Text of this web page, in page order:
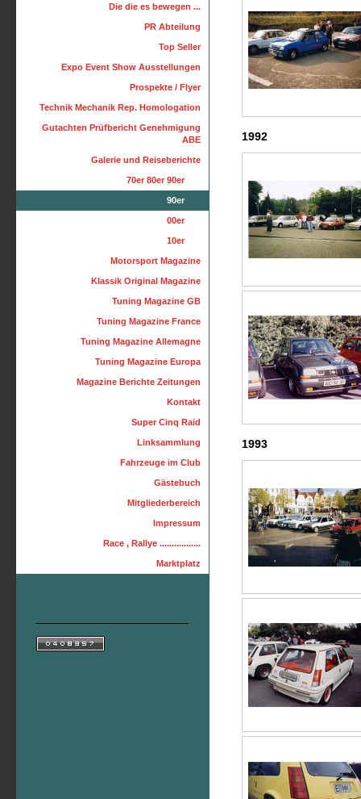
1992
1993
Die die es bewegen ...
PR Abteilung
Top Seller
Expo Event Show Ausstellungen
Prospekte / Flyer
Technik Mechanik Rep. Homologation
Gutachten Prüfbericht Genehmigung
ABE
Galerie und Reiseberichte
70er 80er 90er
90er
00er
10er
Motorsport Magazine
Klassik Original Magazine
Tuning Magazine GB
Tuning Magazine France
Tuning Magazine Allemagne
Tuning Magazine Europa
Magazine Berichte Zeitungen
Kontakt
Super Cinq Raid
Linksammlung
Fahrzeuge im Club
Gästebuch
Mitgliederbereich
Impressum
Race , Rallye .................
Marktplatz